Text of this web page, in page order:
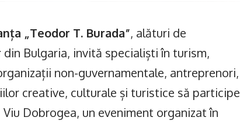
„Teodor T. Burada”, alături de
din Bulgaria, invită specialiști în turism,
non-guvernamentale, antreprenori,
creative, culturale și turistice să participe
Dobrogea, un eveniment organizat în